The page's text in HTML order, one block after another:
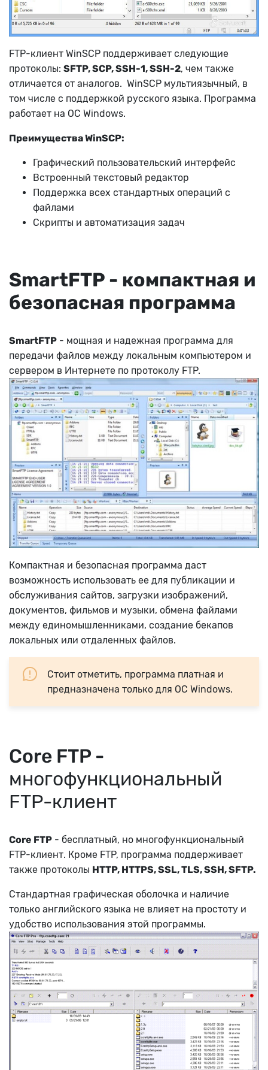
FTP-клиент WinSCP поддерживает следующие
протоколы: SFTP, SCP, SSH-1, SSH-2, чем также
отличается от аналогов. WinSCP мультиязычный, в
том числе с поддержкой русского языка. Программа
работает на ОС Windows.
Преимущества WinSCP:
Графический пользовательский интерфейс
Встроенный текстовый редактор
Поддержка всех стандартных операций с
файлами
Скрипты и автоматизация задач
SmartFTP - компактная и
безопасная программа
SmartFTP - мощная и надежная программа для
передачи файлов между локальным компьютером и
сервером в Интернете по протоколу FTP.
Компактная и безопасная программа даст
возможность использовать ее для публикации и
обслуживания сайтов, загрузки изображений,
документов, фильмов и музыки, обмена файлами
между единомышленниками, создание бекапов
локальных или отдаленных файлов.
Стоит отметить, программа платная и
предназначена только для ОС Windows.
Core FTP -
многофункциональный
FTP-клиент
Core FTP - бесплатный, но многофункциональный
FTP-клиент. Кроме FTP, программа поддерживает
также протоколы HTTP, HTTPS, SSL, TLS, SSH, SFTP.
Стандартная графическая оболочка и наличие
только английского языка не влияет на простоту и
удобство использования этой программы.